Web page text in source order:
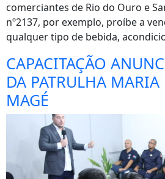
comerciantes de Rio do Ouro e
nº2137, por exemplo, proíbe a
qualquer tipo de bebida,
CAPACITAÇÃO
DA PATRULHA
MAGÉ